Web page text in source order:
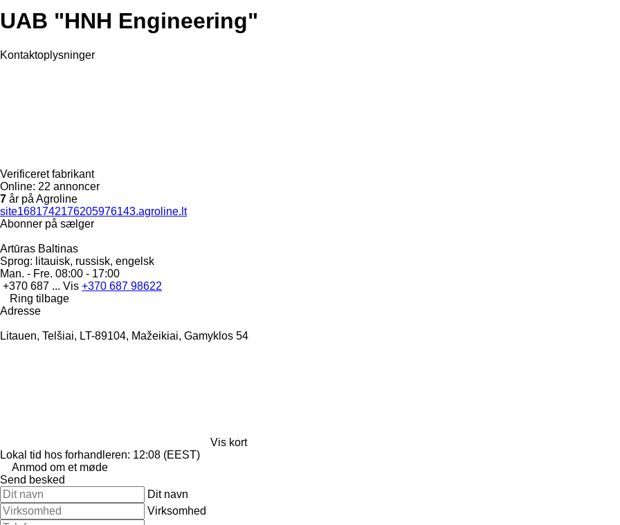
UAB "HNH Engineering"
Kontaktoplysninger
Verificeret fabrikant
Online: 22 annoncer
7 år på Agroline
site1681742176205976143.agroline.lt
Abonner på sælger
Artūras Baltinas
Sprog: litauisk, russisk, engelsk
Man. - Fre. 08:00 - 17:00
+370 687 ... Vis +370 687 98622
Ring tilbage
Adresse
Litauen, Telšiai, LT-89104, Mažeikiai, Gamyklos 54
Vis kort
Lokal tid hos forhandleren: 12:08 (EEST)
Anmod om et møde
Send besked
Dit navn
Virksomhed